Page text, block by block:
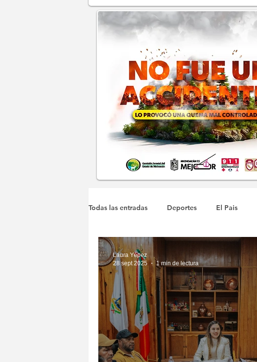
Todas las entradas Deportes El Pais
Michoacán COVID-19
Laura Yépez
28 sept 2025
1 min de lectura